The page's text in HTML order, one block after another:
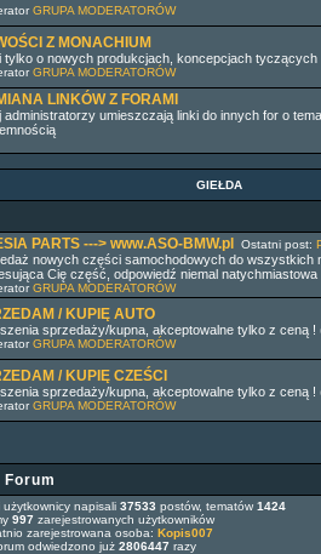
GRUPA MODERATORÓW
Z MONACHIUM
tylko o nowych produkcjach, koncepcjach tyczących
GRUPA MODERATORÓW
LINKÓW Z FORAMI
administratorzy umieszczają linki do innych for o
GIEŁDA
PARTS ---> www.ASO-BMW.pl
Ostatni post:
nowych części samochodowych do wszystkich
Cię część, odpowiedź niemal natychmiastowa
GRUPA MODERATORÓW
/ KUPIĘ AUTO
sprzedaży/kupna, akceptowalne tylko z ceną
GRUPA MODERATORÓW
/ KUPIĘ CZEŚCI
sprzedaży/kupna, akceptowalne tylko z ceną
GRUPA MODERATORÓW
użytkownicy napisali 37533 postów, tematów 1424
997 zarejestrowanych użytkowników
zarejestrowana osoba: Kopis007
odwiedzono już 2806447 razy